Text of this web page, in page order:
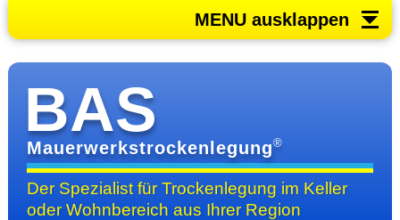
MENU ausklappen
BAS
Mauerwerkstrockenlegung®
Der Spezialist für Trocken­legung im Keller
oder Wohn­bereichaus Ihrer Region